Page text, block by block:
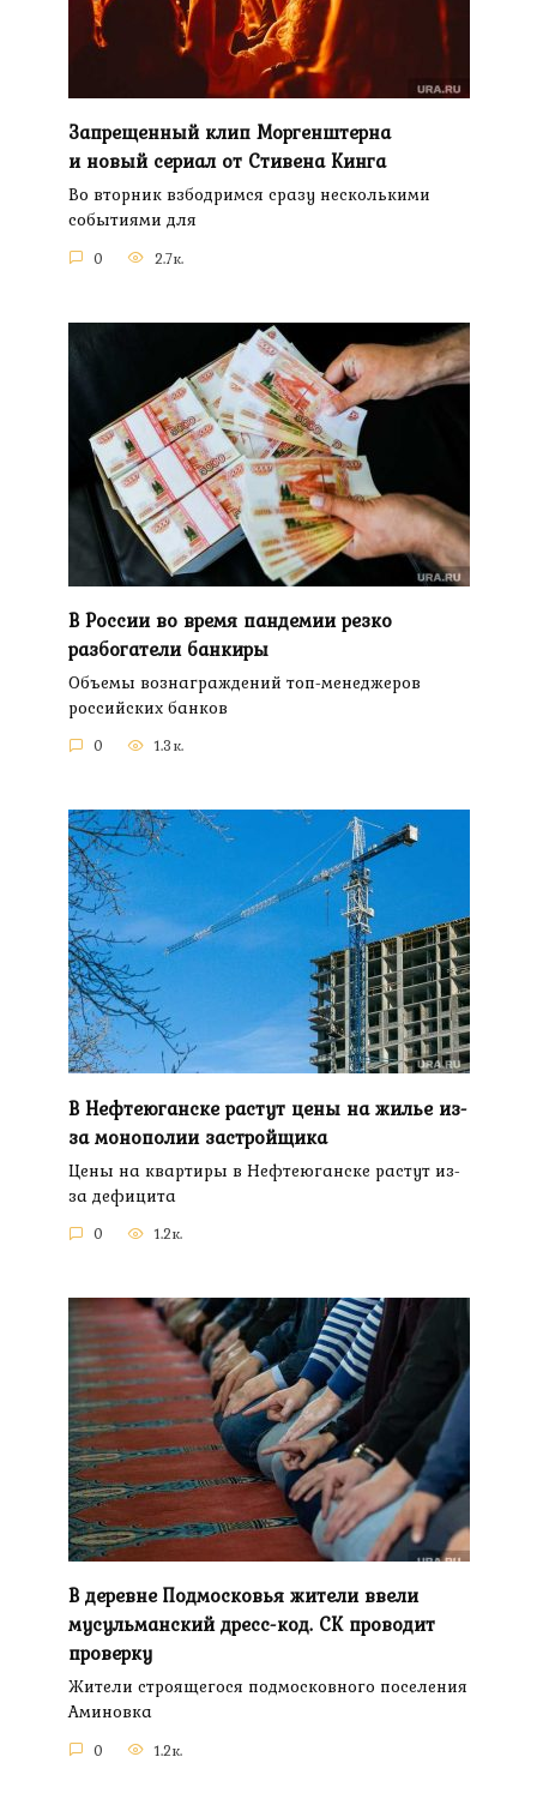
Запрещенный клип Моргенштерна
и новый сериал от Стивена Кинга
Во вторник взбодримся сразу несколькими
событиями для
0 2.7к.
В России во время пандемии резко
разбогатели банкиры
Объемы вознаграждений топ-менеджеров
российских банков
0 1.3к.
В Нефтеюганске растут цены на жилье из-
за монополии застройщика
Цены на квартиры в Нефтеюганске растут из-
за дефицита
0 1.2к.
В деревне Подмосковья жители ввели
мусульманский дресс-код. СК проводит
проверку
Жители строящегося подмосковного поселения
Аминовка
0 1.2к.